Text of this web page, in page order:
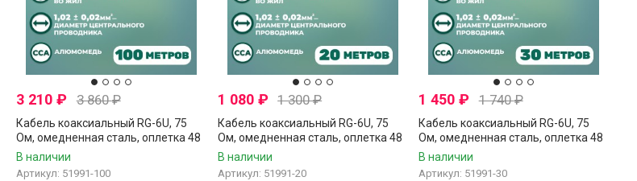
3 210₽ 3 860₽
Кабель коаксиальный RG-6U, 75
Ом, омедненная сталь, оплетка 48
аллюминиевые нити, белый, Netko,
100 метров
В наличии
Артикул: 51991-100
1 080 ₽ 1 300₽
Кабель коаксиальный RG-6U, 75
Ом, омедненная сталь, оплетка 48
аллюминиевые нити, белый, Netko,
20 метров
В наличии
Артикул: 51991-20
1 450₽ 1 740₽
Кабель коаксиальный RG-6U, 75
Ом, омедненная сталь, оплетка 48
аллюминиевые нити, белый, Netko,
30 метров
В наличии
Артикул: 51991-30